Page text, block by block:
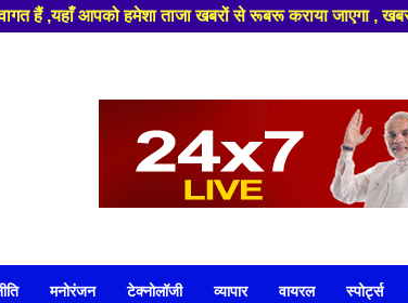
खबरों से रूबरू कराया जाएगा , खबर ओर विज्ञापन के लिए
मनोरंजन टेक्नोलॉजी व्यापार वायरल स्पोर्ट्स